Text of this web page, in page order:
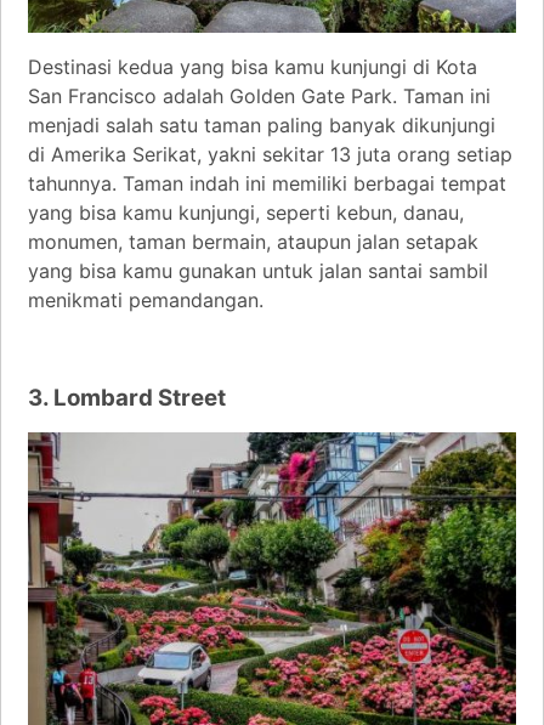
Destinasi kedua yang bisa kamu kunjungi di Kota
San Francisco adalah Golden Gate Park. Taman ini
menjadi salah satu taman paling banyak dikunjungi
di Amerika Serikat, yakni sekitar 13 juta orang setiap
tahunnya. Taman indah ini memiliki berbagai tempat
yang bisa kamu kunjungi, seperti kebun, danau,
monumen, taman bermain, ataupun jalan setapak
yang bisa kamu gunakan untuk jalan santai sambil
menikmati pemandangan.
3. Lombard Street